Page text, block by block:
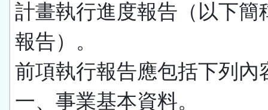
計畫執行進度報告（以下簡
報告）。
前項執行報告應包括下列內
一、事業基本資料。